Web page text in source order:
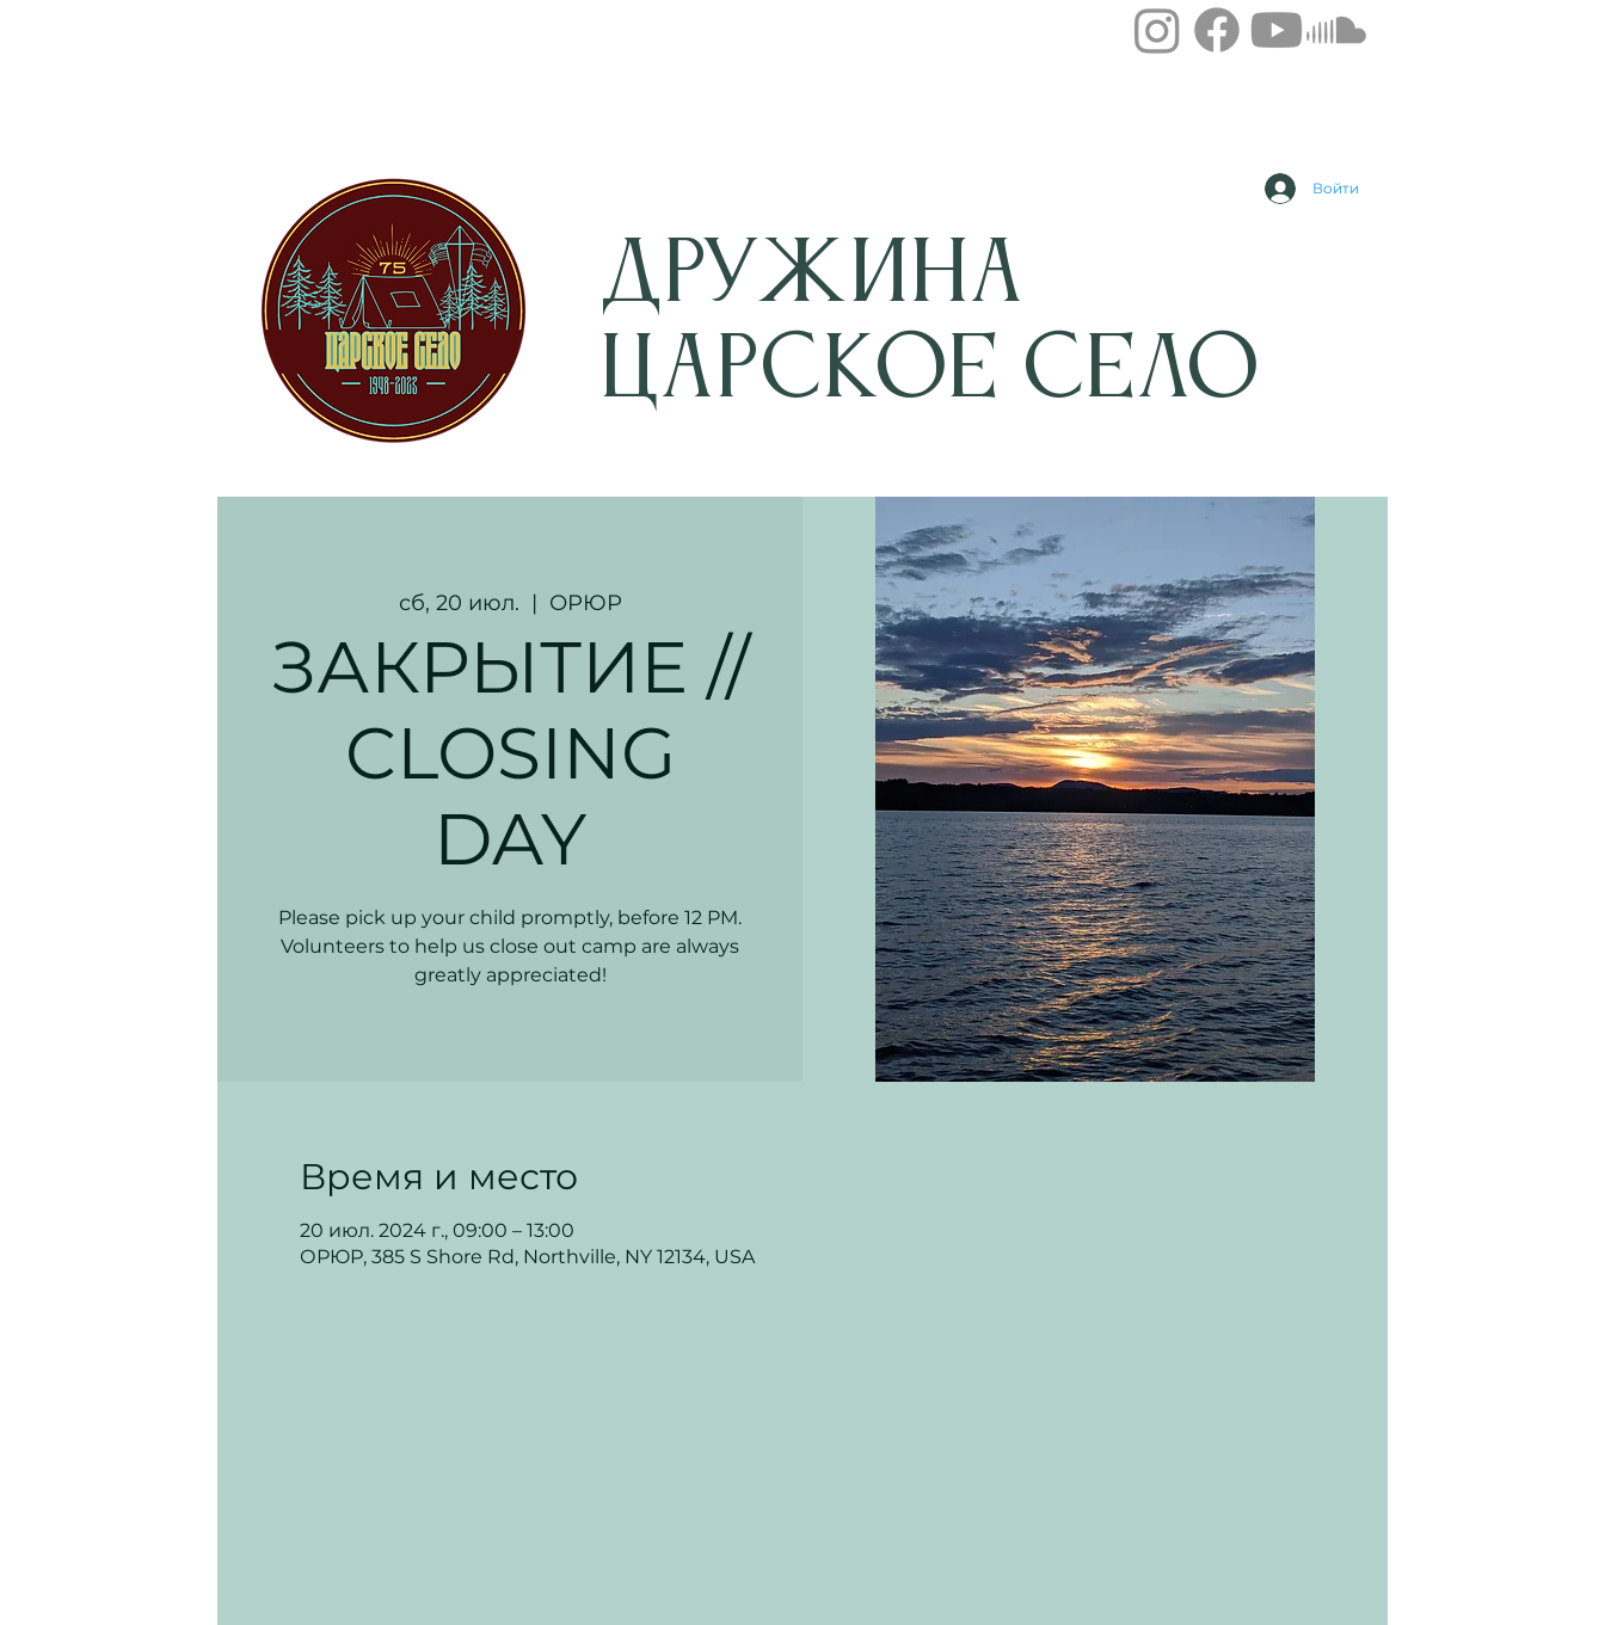
Войти
Дружина
Царское Село
сб, 20 июл.
  |
ОРЮР
ЗАКРЫТИЕ //
CLOSING
DAY
Please pick up your child promptly, before 12 PM.
Volunteers to help us close out camp are always
greatly appreciated!
Время и место
20 июл. 2024 г., 09:00 – 13:00
ОРЮР, 385 S Shore Rd, Northville, NY 12134, USA